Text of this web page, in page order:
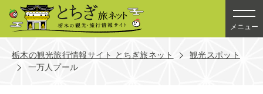
メニュー
栃木の観光旅行情報サイト とちぎ旅ネット
観光スポット
一万人プール